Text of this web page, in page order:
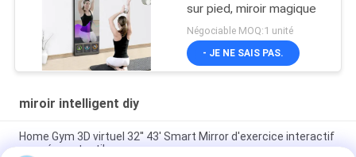
sur pied, miroir magique
Négociable MOQ:1 unité
- JE NE SAIS PAS.
miroir intelligent diy
Home Gym 3D virtuel 32'' 43' Smart Mirror d'exercice interactif
avec écran tactile